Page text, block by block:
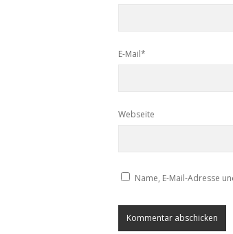
E-Mail*
Webseite
Name, E-Mail-Adresse